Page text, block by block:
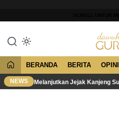
konten
Dawuh
Merawat Tradisi,
BERANDA BERITA OPINI
NEWS Melanjutkan Jejak Kanjeng